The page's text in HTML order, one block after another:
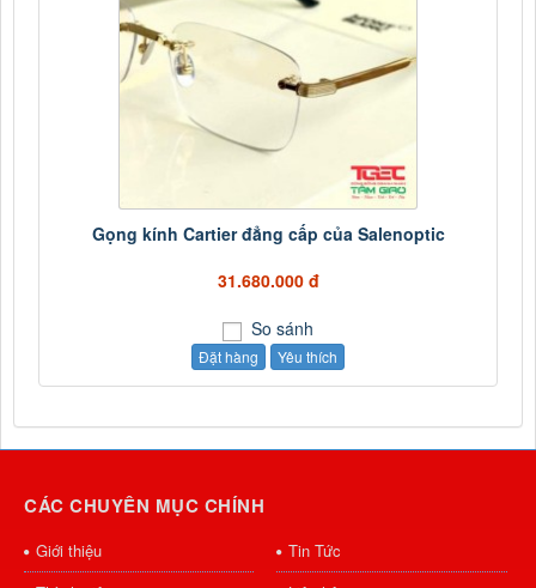
Gọng kính Cartier đẳng cấp của Salenoptic
31.680.000 đ
So sánh
Đặt hàng Yêu thích
CÁC CHUYÊN MỤC CHÍNH
Giới thiệu
Tin Tức